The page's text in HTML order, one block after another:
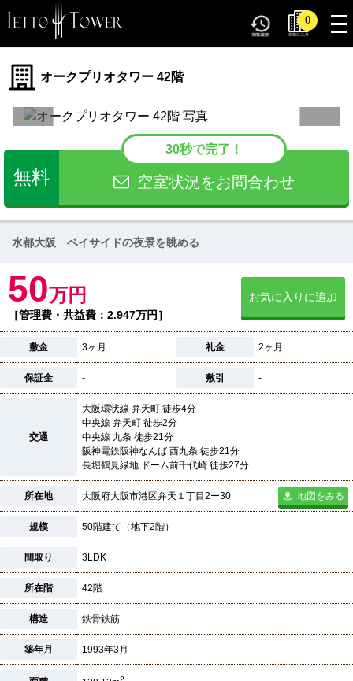
0
オークプリオタワー 42階
無料
30秒で完了！
空室状況をお問合わせ
水都大阪 ベイサイドの夜景を眺める
50万円
［管理費・共益費：2.947万円］
お気に入りに追加
敷金 3ヶ月 礼金 2ヶ月
保証金 - 敷引 -
交通
大阪環状線 弁天町 徒歩4分
中央線 弁天町 徒歩2分
中央線 九条 徒歩21分
阪神電鉄阪神なんば 西九条 徒歩21分
長堀鶴見緑地 ドーム前千代崎 徒歩27分
所在地 大阪府大阪市港区弁天１丁目2ー30 地図をみる
規模 50階建て（地下2階）
間取り 3LDK
所在階 42階
構造 鉄骨鉄筋
築年月 1993年3月
2